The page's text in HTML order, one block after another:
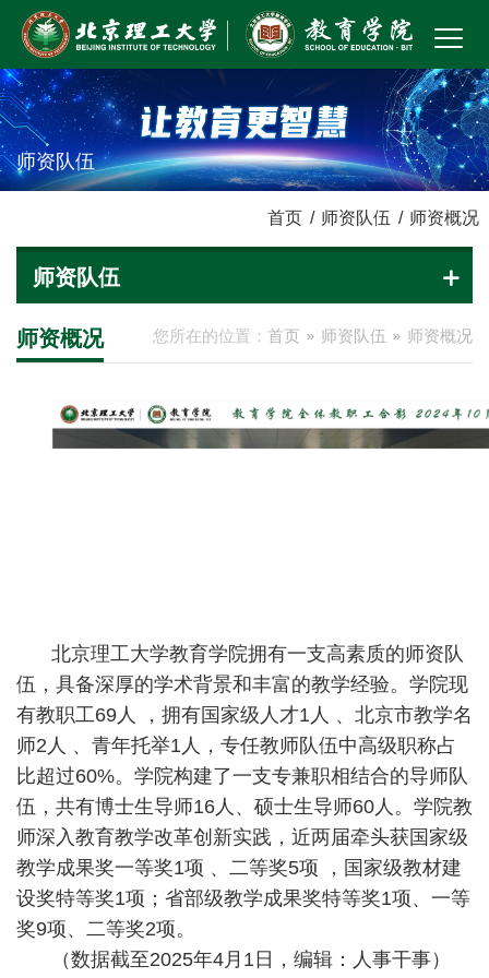
师资队伍
首页 / 师资队伍 / 师资概况
师资队伍
您所在的位置： 首页 师资队伍 师资概况
师资概况
北京理工大学教育学院拥有一支高素质的师资队
伍，具备深厚的学术背景和丰富的教学经验。学院现
有教职工69人 ，拥有国家级人才1人 、北京市教学名
师2人 、青年托举1人，专任教师队伍中高级职称占
比超过60%。学院构建了一支专兼职相结合的导师队
伍，共有博士生导师16人、硕士生导师60人。学院教
师深入教育教学改革创新实践，近两届牵头获国家级
教学成果奖一等奖1项 、二等奖5项 ，国家级教材建
设奖特等奖1项；省部级教学成果奖特等奖1项、一等
奖9项、二等奖2项。
（数据截至2025年4月1日，编辑：人事干事）